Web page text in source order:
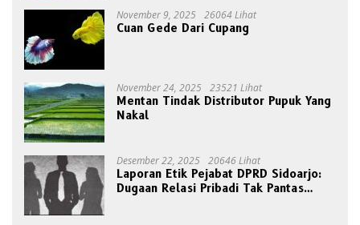
November 9, 2025 26064 Lihat
Cuan Gede Dari Cupang
November 24, 2025 23521 Lihat
Mentan Tindak Distributor Pupuk Yang
Nakal
Desember 22, 2025 20646 Lihat
Laporan Etik Pejabat DPRD Sidoarjo:
Dugaan Relasi Pribadi Tak Pantas